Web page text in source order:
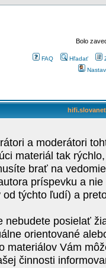
Bolo
FAQ Hľadať
a moderátori
materiál tak
brať na
príspevku a
od týchto ľudí) a
nebudete posielať
orientované
materiálov Vám
činnosti